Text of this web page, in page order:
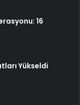
16
Yükseldi